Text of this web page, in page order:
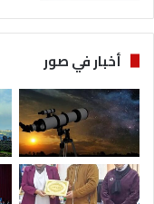
أخبار في صور